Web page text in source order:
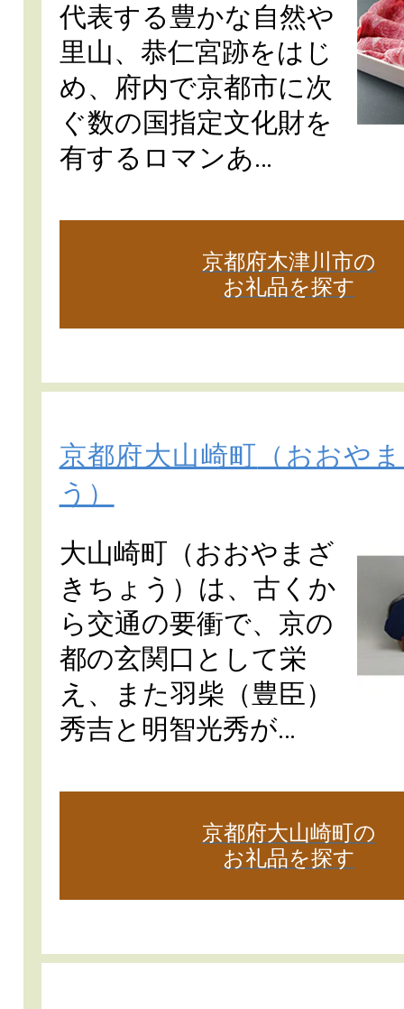
代表する豊かな自然や
里山、恭仁宮跡をはじ
め、府内で京都市に次
ぐ数の国指定文化財を
有するロマンあ…
京都府木津川市の
お礼品を探す
京都府大山崎町 （おおや
う）
大山崎町（おおやまざ
きちょう）は、古くか
ら交通の要衝で、京の
都の玄関口として栄
え、また羽柴（豊臣）
秀吉と明智光秀が…
京都府大山崎町の
お礼品を探す